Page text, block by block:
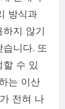
방식과
지 않기
니다. 또
수 있
는 이산
전혀 나